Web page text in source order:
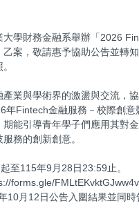
大學財務金融系舉辦「2026
案，敬請惠予協助公告並轉
業與學術界的激盪與交流，
年Fintech金融服務－校際創意
期能引導青年學子們應用其對
務的創新創意。
至115年9月28日23:59止。
forms.gle/
10月12日公告入圍結果並同時